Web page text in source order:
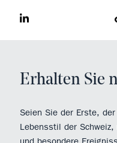
Erhalten Sie
Seien Sie der Erste,
Lebensstil der